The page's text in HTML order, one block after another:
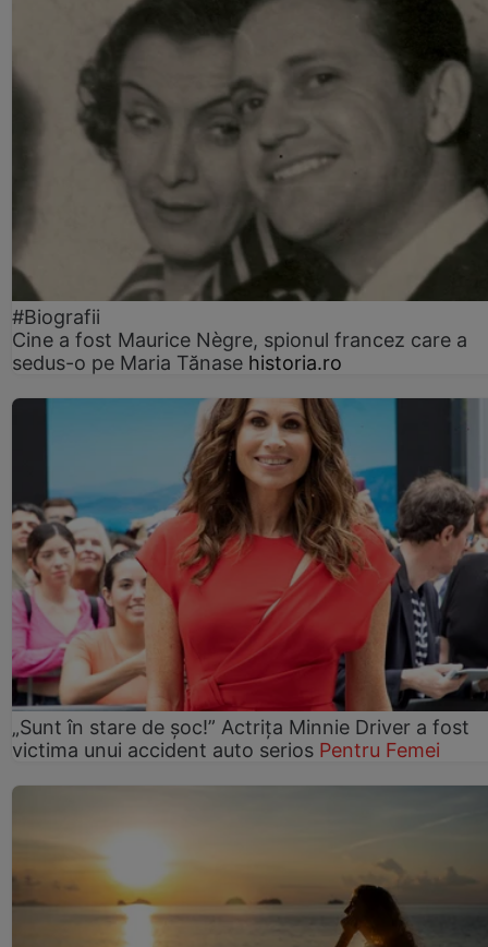
#Biografii
Cine a fost Maurice Nègre, spionul francez care a
sedus-o pe Maria Tănase historia.ro
„Sunt în stare de șoc!” Actrița Minnie Driver a fost
victima unui accident auto serios Pentru Femei